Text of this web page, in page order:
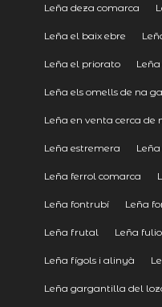
Leña deza comarca
Leña el baix ebre
Leña el priorato
Leña els omells de na
Leña en venta cerca de
Leña estremera
Leña ferrol comarca
Leña fontrubí Leña
Leña frutal Leña
Leña fígols i alinyà
Leña gargantilla del